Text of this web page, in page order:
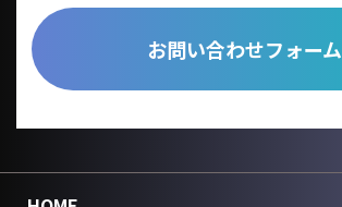
お問い合わせフォーム